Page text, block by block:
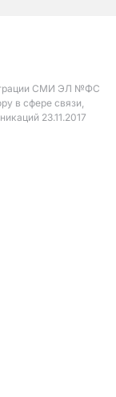
СМИ ЭЛ №ФС
в сфере связи,
23.11.2017